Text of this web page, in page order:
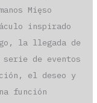
Mięso
inspirado
la llegada de
de eventos
el deseo y
función